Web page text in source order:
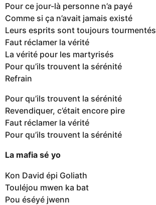
Pour ce jour-là personne n’a payé
Comme si ça n’avait jamais existé
Leurs esprits sont toujours tourmentés
Faut réclamer la vérité
La vérité pour les martyrisés
Pour qu’ils trouvent la sérénité
Refrain
Pour qu’ils trouvent la sérénité
Revendiquer, c’était encore pire
Faut réclamer la vérité
Pour qu’ils trouvent la sérénité
La mafia sé yo
Kon David épi Goliath
Touléjou mwen ka bat
Pou éséyé jwenn